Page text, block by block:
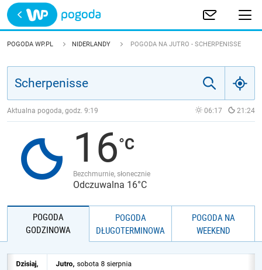
Trwa ładowanie
POLSKA
JAKOŚĆ POWIETRZA
POGODA WP.PL NIDERLANDY POGODA NA JUTRO - SCHERPENISSE
Aktualna pogoda, godz. 9:19 06:17 21:24
16
Bezchmurnie, słonecznie
Odczuwalna 16°C
POGODA
GODZINOWA
POGODA
DŁUGOTERMINOWA
POGODA NA
WEEKEND